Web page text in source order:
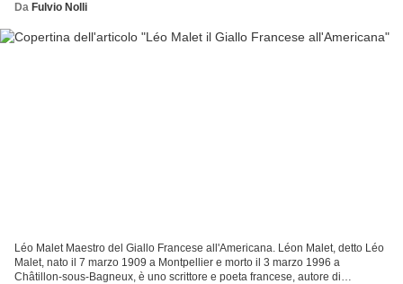
Da Fulvio Nolli
Léo Malet Maestro del Giallo Francese all'Americana. Léon Malet, detto Léo
Malet, nato il 7 marzo 1909 a Montpellier e morto il 3 marzo 1996 a
Châtillon-sous-Bagneux, è uno scrittore e poeta francese, autore di